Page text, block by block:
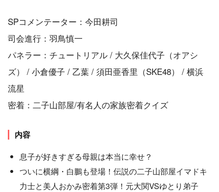
SPコメンテーター：今田耕司
司会進行：羽鳥慎一
パネラー：チュートリアル / 大久保佳代子（オアシ
ズ） / 小倉優子 / 乙葉 / 須田亜香里（SKE48） / 横浜
流星
密着：二子山部屋/有名人の家族密着クイズ
内容
息子が好きすぎる母親は本当に幸せ？
ついに横綱・白鵬も登場！伝説の二子山部屋イマドキ
力士と美人おかみ密着第3弾！元大関VSゆとり弟子